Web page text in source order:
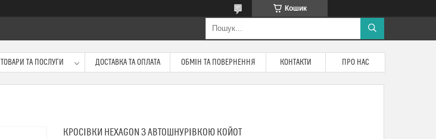
Кошик
ТОВАРИ ТА ПОСЛУГИ ДОСТАВКА ТА ОПЛАТА ОБМІН ТА ПОВЕРНЕННЯ КОНТАКТИ ПРО НАС
КРОСІВКИ HEXAGON З АВТОШНУРІВКОЮ КОЙОТ